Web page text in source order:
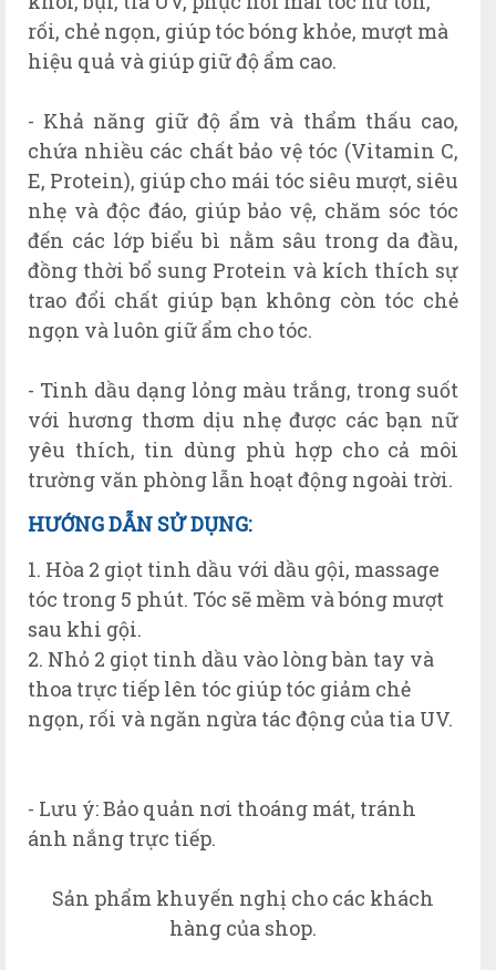
rối, chẻ ngọn, giúp tóc bóng khỏe, mượt mà
hiệu quả và giúp giữ độ ẩm cao.
- Khả năng giữ độ ẩm và thẩm thấu cao,
chứa nhiều các chất bảo vệ tóc (Vitamin C,
E, Protein), giúp cho mái tóc siêu mượt, siêu
nhẹ và độc đáo, giúp bảo vệ, chăm sóc tóc
đến các lớp biểu bì nằm sâu trong da đầu,
đồng thời bổ sung Protein và kích thích sự
trao đổi chất giúp bạn không còn tóc chẻ
ngọn và luôn giữ ẩm cho tóc.
- Tinh dầu dạng lỏng màu trắng, trong suốt
với hương thơm dịu nhẹ được các bạn nữ
yêu thích, tin dùng phù hợp cho cả môi
trường văn phòng lẫn hoạt động ngoài trời.
HƯỚNGDẪN SỬDỤNG:
1. Hòa 2 giọt tinh dầu với dầu gội, massage
tóc trong 5 phút. Tóc sẽ mềm và bóng mượt
sau khi gội.
2. Nhỏ 2 giọt tinh dầu vào lòng bàn tay và
thoa trực tiếp lên tóc giúp tóc giảm chẻ
ngọn, rối và ngăn ngừa tác động của tia UV.
- Lưu ý: Bảo quản nơi thoáng mát, tránh
ánh nắng trực tiếp.
Sản phẩm khuyến nghị cho các khách
hàng của shop.